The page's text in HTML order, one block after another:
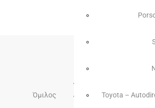
Όμιλος Toyota –
Σχέδιο